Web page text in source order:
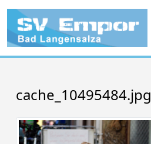
cache_10495484.jpg